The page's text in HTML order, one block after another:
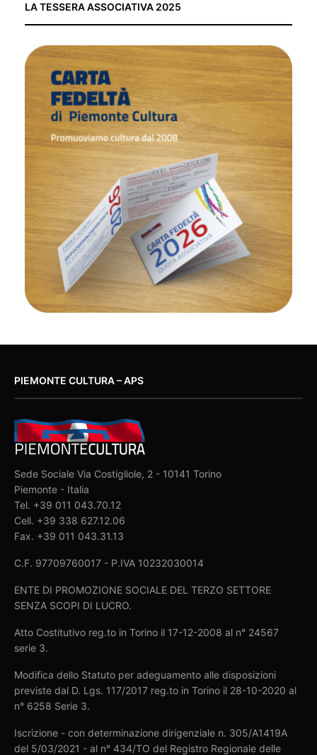
LA TESSERA ASSOCIATIVA 2025
PIEMONTE CULTURA – APS
Sede Sociale Via Costigliole, 2 - 10141 Torino
Piemonte - Italia
Tel. +39 011 043.70.12
Cell. +39 338 627.12.06
Fax. +39 011 043.31.13
C.F. 97709760017 - P.IVA 10232030014
ENTE DI PROMOZIONE SOCIALE DEL TERZO SETTORE
SENZA SCOPI DI LUCRO.
Atto Costitutivo reg.to in Torino il 17-12-2008 al n° 24567
serie 3.
Modifica dello Statuto per adeguamento alle disposizioni
previste dal D. Lgs. 117/2017 reg.to in Torino il 28-10-2020 al
n° 6258 Serie 3.
Iscrizione - con determinazione dirigenziale n. 305/A1419A
del 5/03/2021 - al n° 434/TO del Registro Regionale delle